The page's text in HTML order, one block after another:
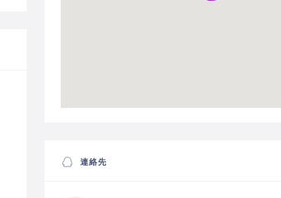
連絡先